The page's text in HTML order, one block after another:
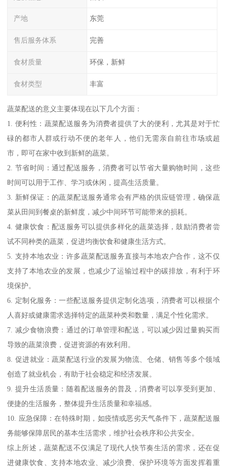
产地 东莞
售后服务体系 完善
食材质量 环保，新鲜
食材类型 丰富
蔬菜配送的意义主要体现在以下几个方面：
1. 便利性：蔬菜配送服务为消费者提供了大的便利，尤其是对于忙
碌的都市人群或行动不便的老年人，他们无需亲自前往市场或超
市，即可在家中收到新鲜的蔬菜。
2. 节省时间：通过配送服务，消费者可以节省大量购物时间，这些
时间可以用于工作、学习或休闲，提高生活质量。
3. 新鲜保证：的蔬菜配送服务通常会有严格的供应链管理，确保蔬
菜从田间到餐桌的新鲜度，减少中间环节可能带来的损耗。
4. 健康饮食：配送服务可以提供多样化的蔬菜选择，鼓励消费者尝
试不同种类的蔬菜，促进均衡饮食和健康生活方式。
5. 支持本地农业：许多蔬菜配送服务直接与本地农户合作，这不仅
支持了本地农业的发展，也减少了运输过程中的碳排放，有利于环
境保护。
6. 定制化服务：一些配送服务提供定制化选项，消费者可以根据个
人喜好或健康需求选择特定的蔬菜种类和数量，满足个性化需求。
7. 减少食物浪费：通过的订单管理和配送，可以减少因过量购买而
导致的蔬菜浪费，促进资源的有效利用。
8. 促进就业：蔬菜配送行业的发展为物流、仓储、销售等多个领域
创造了就业机会，有助于社会稳定和经济发展。
9. 提升生活质量：随着配送服务的普及，消费者可以享受到更加、
便捷的生活服务，整体提升生活质量和幸福感。
10. 应急保障：在特殊时期，如疫情或恶劣天气条件下，蔬菜配送服
务能够保障居民的基本生活需求，维护社会秩序和公共安全。
综上所述，蔬菜配送不仅满足了现代人快节奏生活的需求，还在促
进健康饮食、支持本地农业、减少浪费、保护环境等方面发挥着重